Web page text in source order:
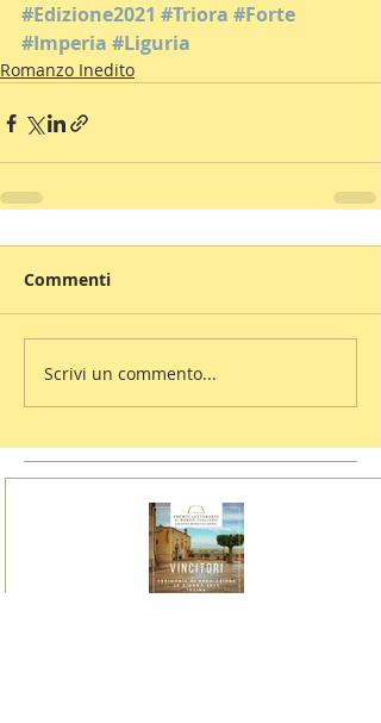
#Edizione2021 #Triora #Forte
#Imperia #Liguria
Romanzo Inedito
Commenti
Scrivi un commento...